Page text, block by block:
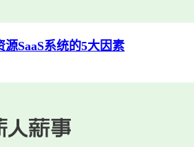
SaaS系统的5大因素